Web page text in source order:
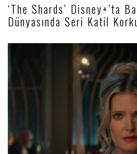
‘The Shards’ Disney+’ta
Dünyasında Seri Katil